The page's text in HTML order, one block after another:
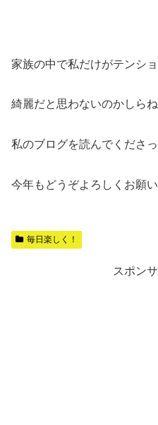
家族の中で私だけがテンシ
綺麗だと思わないのかしら
私のブログを読んでくださ
今年もどうぞよろしくお願
毎日楽しく！
スポン